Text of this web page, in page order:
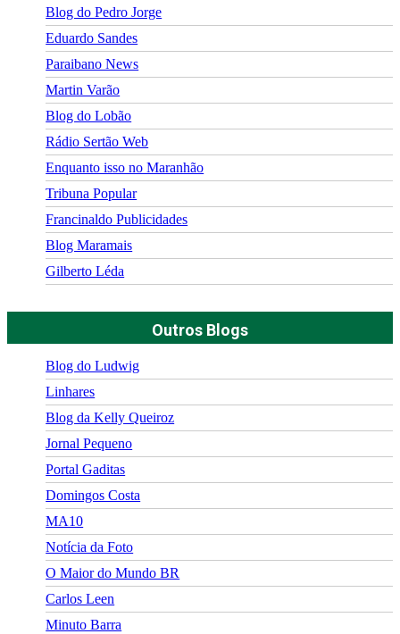
Blog do Pedro Jorge
Eduardo Sandes
Paraibano News
Martin Varão
Blog do Lobão
Rádio Sertão Web
Enquanto isso no Maranhão
Tribuna Popular
Francinaldo Publicidades
Blog Maramais
Gilberto Léda
Outros Blogs
Blog do Ludwig
Linhares
Blog da Kelly Queiroz
Jornal Pequeno
Portal Gaditas
Domingos Costa
MA10
Notícia da Foto
O Maior do Mundo BR
Carlos Leen
Minuto Barra